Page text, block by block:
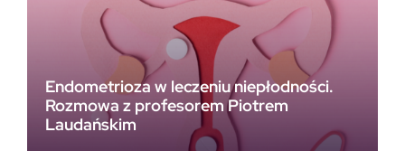
Endometrioza w leczeniu niepłodności.
Rozmowa z profesorem Piotrem
Laudańskim